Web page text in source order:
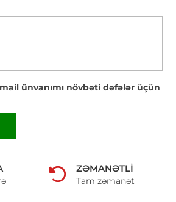
ünvanımı növbəti dəfələr üçün
ZƏMANƏTLI
Tam zəmanət